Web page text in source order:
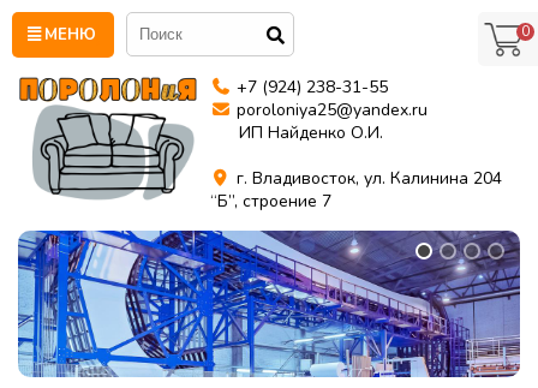
МЕНЮ
+7 (924) 238-31-55
poroloniya25@yandex.ru
ИП Найденко О.И.
г. Владивосток, ул. Калинина 204
“Б”, строение 7
0